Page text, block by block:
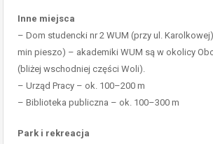
Inne miejsca
– Dom studencki nr 2 WUM (przy ul.
min pieszo) – akademiki WUM są w okolicy
(bliżej wschodniej części Woli).
– Urząd Pracy – ok. 100–200 m
– Biblioteka publiczna – ok. 100–300 m
Park i rekreacja